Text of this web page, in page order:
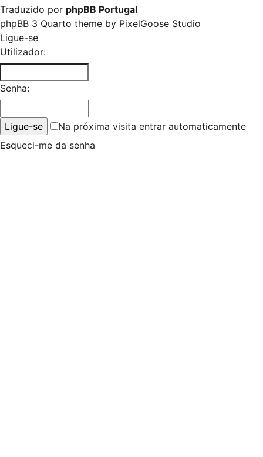
Traduzido por phpBB Portugal
phpBB 3 Quarto theme by PixelGoose Studio
Ligue-se
Utilizador:
Senha:
Na próxima visita entrar automaticamente
Esqueci-me da senha